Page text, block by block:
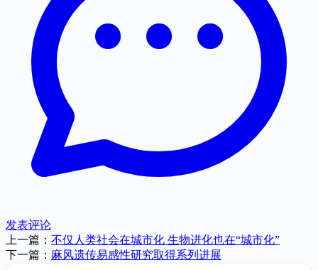
发表评论
上一篇： 不仅人类社会在城市化 生物进化也在“城市化”
下一篇： 麻风遗传易感性研究取得系列进展